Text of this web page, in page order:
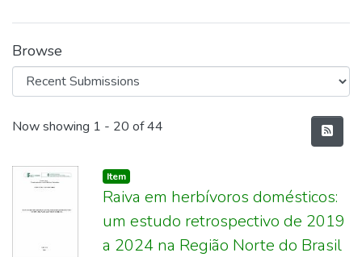
Browse
Recent Submissions
Now showing 1 - 20 of 44
Item type:
Item,
Raiva em herbívoros domésticos:
um estudo retrospectivo de 2019
a 2024 na Região Norte do Brasil